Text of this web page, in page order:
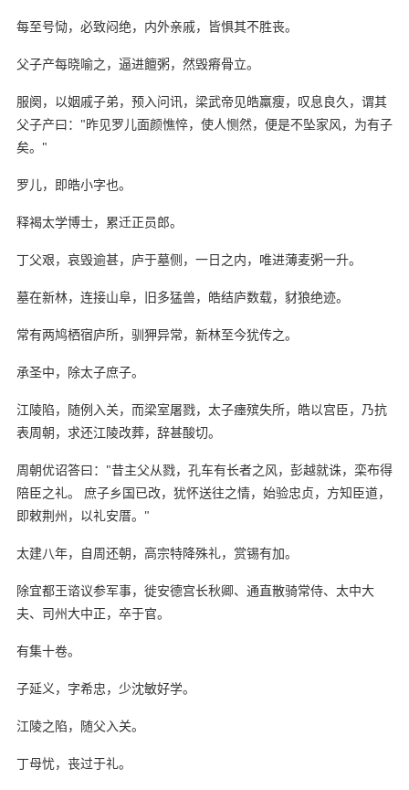
每至号恸，必致闷绝，内外亲戚，皆惧其不胜丧。
父子产每晓喻之，逼进饘粥，然毁瘠骨立。
服阕，以姻戚子弟，预入问讯，梁武帝见皓羸瘦，叹息良久，谓其
父子产曰："昨见罗儿面颜憔悴，使人恻然，便是不坠家风，为有子
矣。"
罗儿，即皓小字也。
释褐太学博士，累迁正员郎。
丁父艰，哀毁逾甚，庐于墓侧，一日之内，唯进薄麦粥一升。
墓在新林，连接山阜，旧多猛兽，皓结庐数载，豺狼绝迹。
常有两鸠栖宿庐所，驯狎异常，新林至今犹传之。
承圣中，除太子庶子。
江陵陷，随例入关，而梁室屠戮，太子瘗殡失所，皓以宫臣，乃抗
表周朝，求还江陵改葬，辞甚酸切。
周朝优诏答曰："昔主父从戮，孔车有长者之风，彭越就诛，栾布得
陪臣之礼。 庶子乡国已改，犹怀送往之情，始验忠贞，方知臣道，
即敕荆州，以礼安厝。"
太建八年，自周还朝，高宗特降殊礼，赏锡有加。
除宜都王谘议参军事，徙安德宫长秋卿、通直散骑常侍、太中大
夫、司州大中正，卒于官。
有集十卷。
子延义，字希忠，少沈敏好学。
江陵之陷，随父入关。
丁母忧，丧过于礼。